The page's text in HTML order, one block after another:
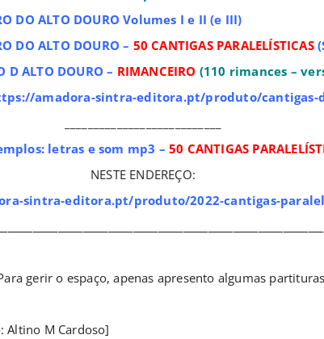
DOURO Volumes I e II (e III)
DOURO – 50 CANTIGAS PARALELÍSTICAS
D ALTO DOURO – RIMANCEIRO (110 rimances –
amadora-sintra-editora.pt/produto/cantigas-
letras e som mp3 – 50 CANTIGAS
NESTE ENDEREÇO:
sintra-editora.pt/produto/2022-cantigas-
gerir o espaço, apenas apresento algumas
Altino M Cardoso]